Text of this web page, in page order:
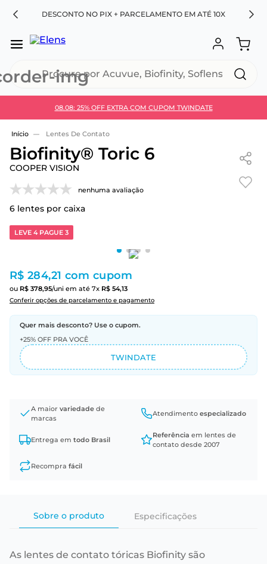
DESCONTO NO PIX + PARCELAMENTO EM ATÉ 10X
08.08: 25% OFF EXTRA COM CUPOM TWINDATE
Use 30HOJE e ganhe 30% OFF + economia extra no
Lentes De Contato
Biofinity® Toric 6
COOPER VISION
nenhuma avaliação
6 lentes por caixa
LEVE 4 PAGUE 3
R$ 284,21 com cupom
ou R$ 378,95/uni em até 7x R$ 54,13
Conferir opções de parcelamento e pagamento
Quer mais desconto? Use o cupom.
+25% OFF PRA VOCÊ
TWINDATE
A maior variedade de
marcas
Atendimento especializado
Entrega em todo Brasil
Referência em lentes de
contato desde 2007
Recompra fácil
Sobre o produto Especificações
As lentes de contato tóricas Biofinity são